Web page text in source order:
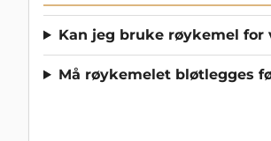
Kan jeg bruke røykemel
Må røykemelet bløtlegges